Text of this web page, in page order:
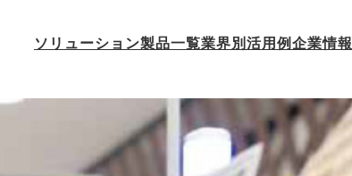
ソリューション製品一覧業界別活用例企業情報